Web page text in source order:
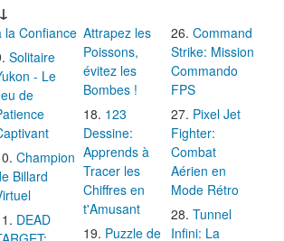
la Confiance
Solitaire
- Le
de
Champion
Billard
DEAD
Attrapez les
Poissons,
évitez les
Bombes !
123
Dessine:
Apprends à
Tracer les
Chiffres en
t'Amusant
Puzzle de
Command
Strike: Mission
Commando
FPS
Pixel Jet
Fighter:
Combat
Aérien en
Mode Rétro
Tunnel
Infini: La